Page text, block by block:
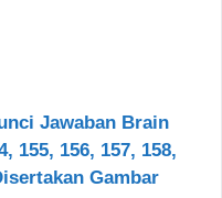
Jawaban Brain
155, 156, 157, 158,
Gambar